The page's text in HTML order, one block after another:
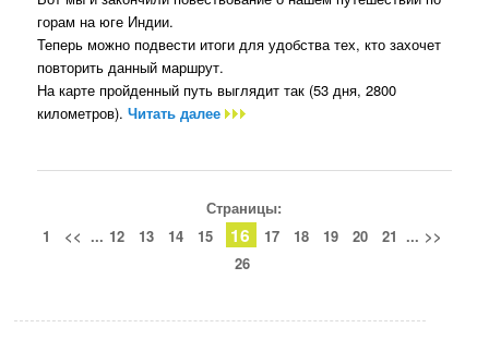
горам на юге Индии.
Теперь можно подвести итоги для удобства тех, кто захочет
повторить данный маршрут.
На карте пройденный путь выглядит так (53 дня, 2800
километров).Читать далее
Страницы:
1
<< ... 12 13 14 15 16 17 18 19 20 21 ... >>
26